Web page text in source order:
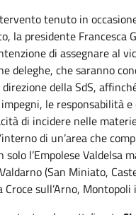
tenuto in
la presidente Francesca
di assegnare al
deleghe, che saranno
della SdS,
le responsabilità
di incidere nelle
di un’area che
l’Empolese Valdelsa
(San Miniato,
sull’Arno, Montopoli